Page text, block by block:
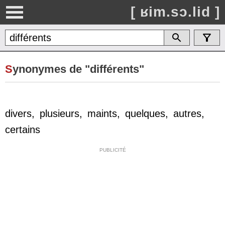
[ ʁim.sɔ.lid ]
Synonymes de "différents"
divers, plusieurs, maints, quelques, autres,
certains
PUBLICITÉ